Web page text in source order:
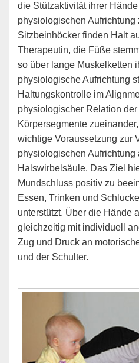
die Stützaktivität ihrer
physiologischen Aufrichtung
Sitzbeinhöcker finden Halt
Therapeutin, die Füße
so über lange Muskelketten
physiologische Aufrichtung
Haltungskontrolle im
physiologischer Relation
Körpersegmente
wichtige Voraussetzung zur
physiologischen Aufrichtung
Halswirbelsäule. Das Ziel
Mundschluss positiv zu
Essen, Trinken und
unterstützt. Über die Hände
gleichzeitig mit individuell
Zug und Druck an
und der Schulter.